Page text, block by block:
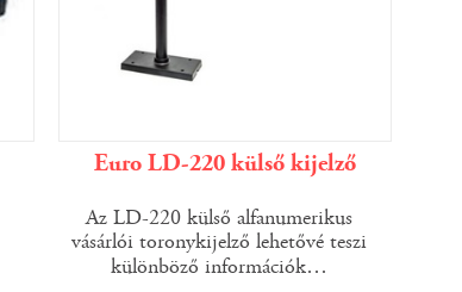
Euro LD-220 külső kijelző
Az LD-220 külső alfanumerikus
vásárlói toronykijelző lehetővé teszi
különböző információk…